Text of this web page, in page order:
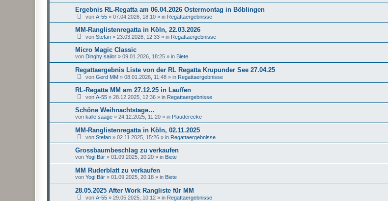
Ergebnis RL-Regatta am 06.04.2026 Ostermontag in Böblingen
von A-55 » 07.04.2026, 18:10 » in Regattaergebnisse
MM-Ranglistenregatta in Köln, 22.03.2026
von Stefan » 23.03.2026, 12:33 » in Regattaergebnisse
Micro Magic Classic
von Dinghy sailor » 09.01.2026, 18:25 » in Biete
Regattaergebnis Liste von der RL Regatta Krupunder See 27.04.25
von Gerd MM » 08.01.2026, 11:48 » in Regattaergebnisse
RL-Regatta MM am 27.12.25 in Lauffen
von A-55 » 28.12.2025, 12:36 » in Regattaergebnisse
Schöne Weihnachtstage…
von kalle saage » 24.12.2025, 11:20 » in Plauderecke
MM-Ranglistenregatta in Köln, 02.11.2025
von Stefan » 02.11.2025, 15:26 » in Regattaergebnisse
Grossbaumbeschlag zu verkaufen
von Yogi Bär » 01.09.2025, 20:20 » in Biete
MM Ruderblatt zu verkaufen
von Yogi Bär » 01.09.2025, 20:18 » in Biete
28.05.2025 After Work Rangliste für MM
von A-55 » 29.05.2025, 10:12 » in Regattaergebnisse